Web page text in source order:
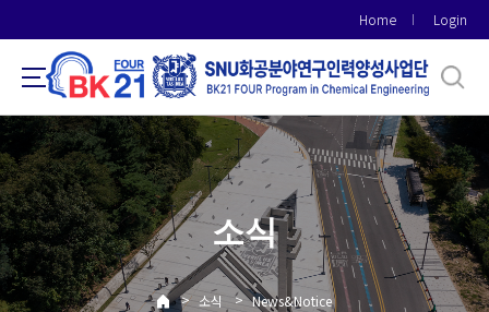
로
메
뉴
Home Login
소식
> 소식 > News&Notice